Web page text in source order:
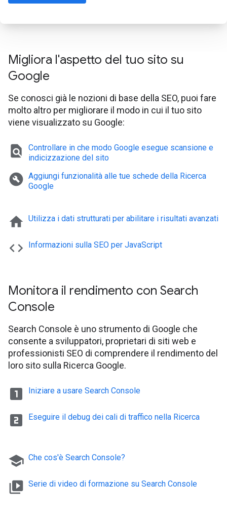
Migliora l'aspetto del tuo sito su
Google
Se conosci già le nozioni di base della SEO, puoi fare
molto altro per migliorare il modo in cui il tuo sito
viene visualizzato su Google:
find_in_page
Controllare in che modo Google esegue scansione e
indicizzazione del sito
build_circle Aggiungi funzionalità alle tue schede della Ricerca
Google
home Utilizza i dati strutturati per abilitare i risultati avanzati
code Informazioni sulla SEO per JavaScript
Monitora il rendimento con Search
Console
Search Console è uno strumento di Google che
consente a sviluppatori, proprietari di siti web e
professionisti SEO di comprendere il rendimento del
loro sito sulla Ricerca Google.
looks_one Iniziare a usare Search Console
looks_two Eseguire il debug dei cali di traffico nella Ricerca
school Che cos'è Search Console?
video_library Serie di video di formazione su Search Console